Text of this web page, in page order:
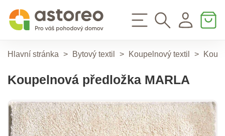
Hlavní stránka > Bytový textil > Koupelnový textil >
Koupelnová předložka MARLA